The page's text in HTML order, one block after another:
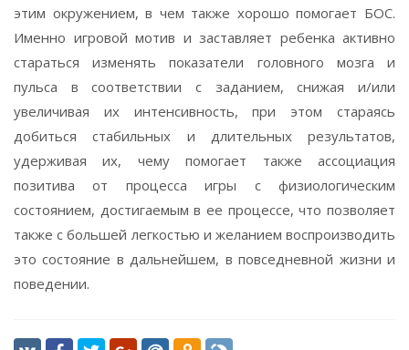
этим окружением, в чем также хорошо помогает БОС.
Именно игровой мотив и заставляет ребенка активно
стараться изменять показатели головного мозга и
пульса в соответствии с заданием, снижая и/или
увеличивая их интенсивность, при этом стараясь
добиться стабильных и длительных результатов,
удерживая их, чему помогает также ассоциация
позитива от процесса игры с физиологическим
состоянием, достигаемым в ее процессе, что позволяет
также с большей легкостью и желанием воспроизводить
это состояние в дальнейшем, в повседневной жизни и
поведении.